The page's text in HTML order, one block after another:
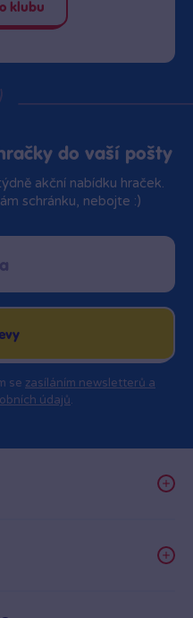
klubu
do vaší pošty
akční nabídku hraček.
schránku, nebojte :)
se zasíláním newsletterů a
údajů.